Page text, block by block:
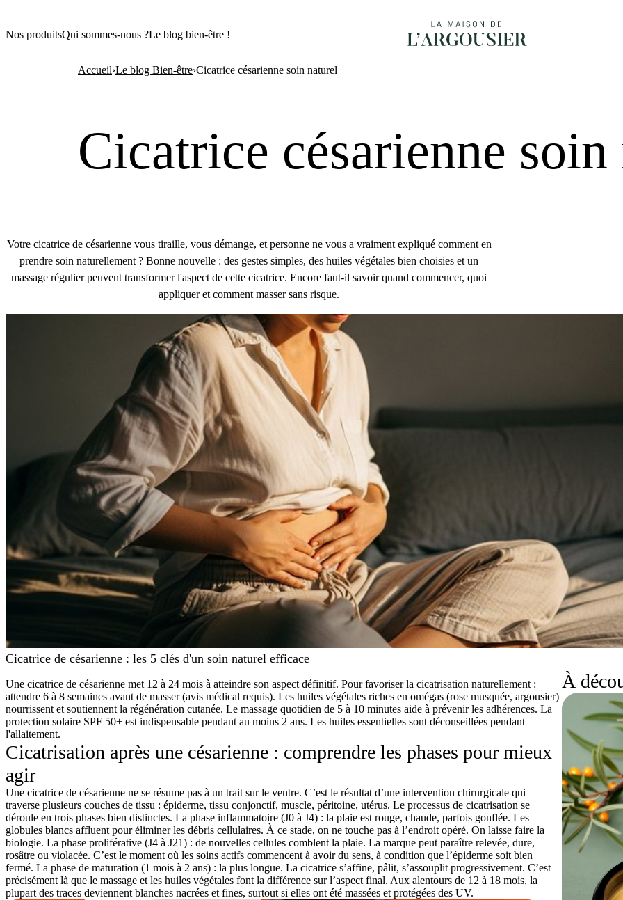
Nos produitsQui sommes-nous ?Le blog bien-être !
Accueil›Le blog Bien-être›Cicatrice césarienne soin naturel
Cicatrice césarienne
Votre cicatrice de césarienne vous tiraille, vous démange, et personne ne vous a vraiment expliqué comment en
prendre soin naturellement ? Bonne nouvelle : des gestes simples, des huiles végétales bien choisies et un
massage régulier peuvent transformer l'aspect de cette cicatrice. Encore faut-il savoir quand commencer, quoi
appliquer et comment masser sans risque.
Cicatrice de césarienne : les 5 clés d'un soin naturel efficace
Une cicatrice de césarienne met 12 à 24 mois à atteindre son aspect définitif. Pour favoriser la cicatrisation naturellement :
attendre 6 à 8 semaines avant de masser (avis médical requis). Les huiles végétales riches en omégas (rose musquée, argousier)
nourrissent et soutiennent la régénération cutanée. Le massage quotidien de 5 à 10 minutes aide à prévenir les adhérences. La
protection solaire SPF 50+ est indispensable pendant au moins 2 ans. Les huiles essentielles sont déconseillées pendant
l'allaitement.
Cicatrisation après une césarienne : comprendre les phases pour mieux
agir
Une cicatrice de césarienne ne se résume pas à un trait sur le ventre. C’est le résultat d’une intervention chirurgicale qui
traverse plusieurs couches de tissu : épiderme, tissu conjonctif, muscle, péritoine, utérus. Le processus de cicatrisation se
déroule en trois phases bien distinctes. La phase inflammatoire (J0 à J4) : la plaie est rouge, chaude, parfois gonflée. Les
globules blancs affluent pour éliminer les débris cellulaires. À ce stade, on ne touche pas à l’endroit opéré. On laisse faire la
biologie. La phase proliférative (J4 à J21) : de nouvelles cellules comblent la plaie. La marque peut paraître relevée, dure,
rosâtre ou violacée. C’est le moment où les soins actifs commencent à avoir du sens, à condition que l’épiderme soit bien
fermé. La phase de maturation (1 mois à 2 ans) : la plus longue. La cicatrice s’affine, pâlit, s’assouplit progressivement. C’est
précisément là que le massage et les huiles végétales font la différence sur l’aspect final. Aux alentours de 12 à 18 mois, la
plupart des traces deviennent blanches nacrées et fines, surtout si elles ont été massées et protégées des UV.
À